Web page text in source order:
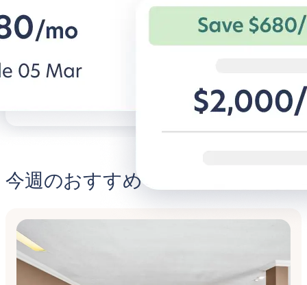
法人旅行者向けの柔軟な条件と快適な
学生専用アパー
を。
今週のおすすめ